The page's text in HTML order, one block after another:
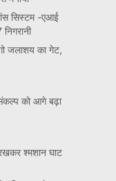
सिस्टम -एआई
जलाशय का गेट,
को आगे बढ़ा
श्मशान घाट